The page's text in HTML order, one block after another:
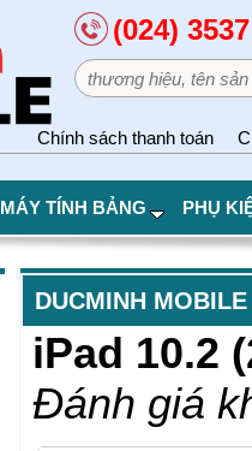
(024)
Chính sách thanh toán
MÁY TÍNH BẢNG PHỤ
DUCMINH MOBILE
iPad 10.2
Đánh giá